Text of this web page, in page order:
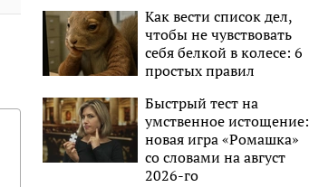
Как вести список дел,
чтобы не чувствовать
себя белкой в колесе: 6
простых правил
Быстрый тест на
умственное истощение:
новая игра «Ромашка»
со словами на август
2026-го